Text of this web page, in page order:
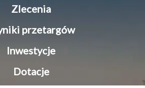
Zlecenia
przetargów
Inwestycje
Dotacje